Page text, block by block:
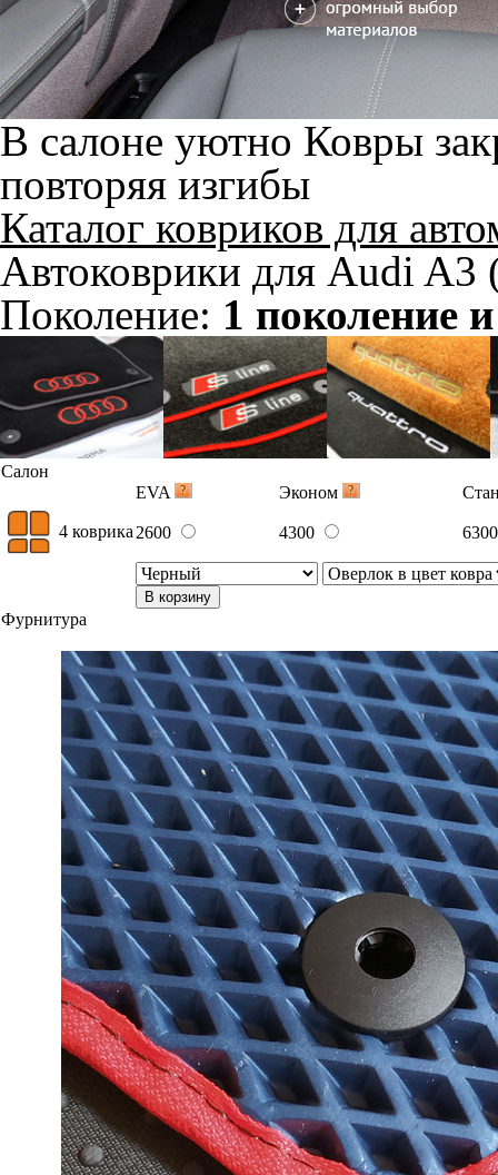
В салоне уютно Ковры
повторяя изгибы
Каталог ковриков для
Автоковрики для Audi A3
Поколение: 1 поколение
Салон
EVA
Эконом
4 коврика 2600 4300
В корзину
Фурнитура